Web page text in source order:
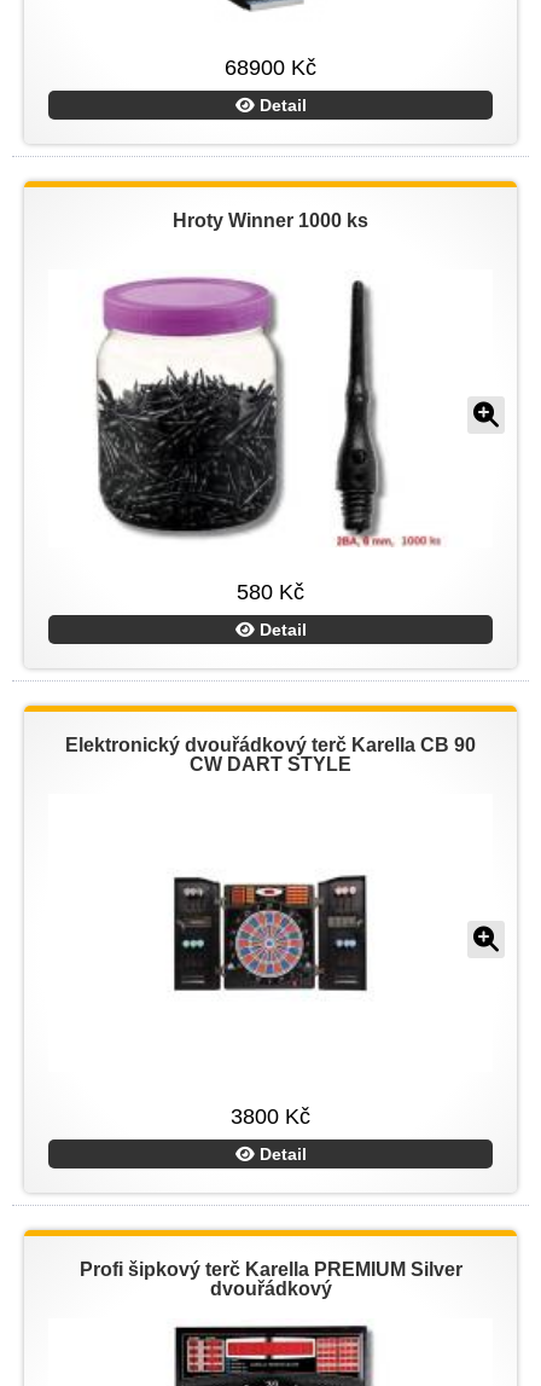
68900 Kč
Detail
Hroty Winner 1000 ks
580 Kč
Detail
Elektronický dvouřádkový terč Karella CB 90
CW DART STYLE
3800 Kč
Detail
Profi šipkový terč Karella PREMIUM Silver
dvouřádkový